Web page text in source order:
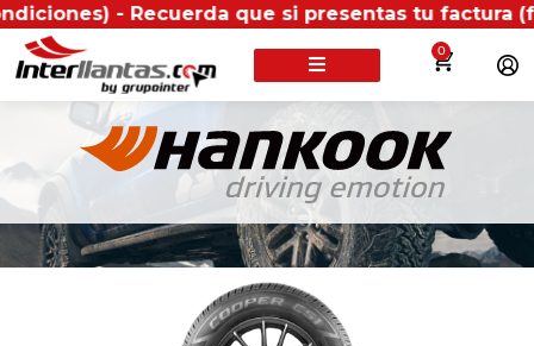
- Recuerda que si presentas tu factura (física
0
BUSCA TU LLANTA POR: